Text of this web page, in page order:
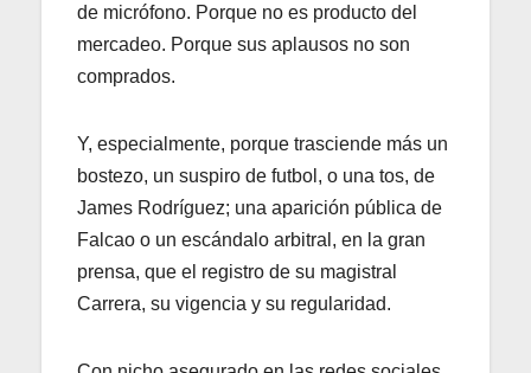
de micrófono. Porque no es producto del
mercadeo. Porque sus aplausos no son
comprados.
Y, especialmente, porque trasciende más un
bostezo, un suspiro de futbol, o una tos, de
James Rodríguez; una aparición pública de
Falcao o un escándalo arbitral, en la gran
prensa, que el registro de su magistral
Carrera, su vigencia y su regularidad.